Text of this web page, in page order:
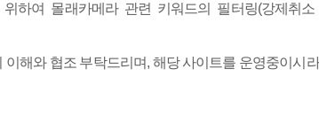
하여 몰래카메라 관련 키워드의 필터링(강제취
해와 협조 부탁드리며, 해당 사이트를 운영중이시